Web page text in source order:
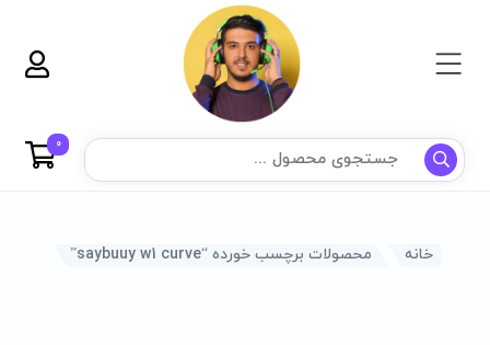
0
خانه محصولات برچسب خورده “saybuuy w1 curve”